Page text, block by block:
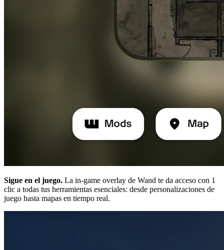
Sigue en el juego. La in-game overlay de Wand te da acceso con 1
clic a todas tus herramientas esenciales: desde personalizaciones de
juego hasta mapas en tiempo real.